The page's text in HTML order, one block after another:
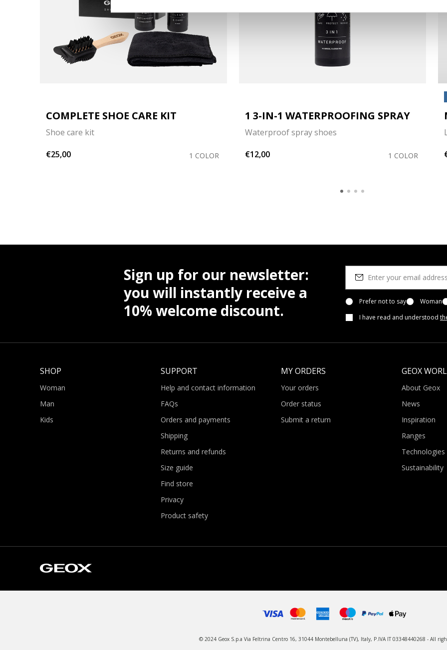
COMPLETE SHOE CARE KIT
Shoe care kit
€25,00
1 COLOR
1 3-IN-1 WATERPROOFING SPRAY
Waterproof spray shoes
€12,00
1 COLOR
Sign up for our newsletter:
you will instantly receive a
10% welcome discount.
Prefer not to say
Woman
I have read and understood
SHOP
Woman
Man
Kids
SUPPORT
Help and contact information
FAQs
Orders and payments
Shipping
Returns and refunds
Size guide
Find store
Privacy
Product safety
MY ORDERS
Your orders
Order status
Submit a return
GEOX
About Geox
News
Inspiration
Ranges
Technologies
Sustainability
© 2024 Geox S.p.a Via Feltrina Centro 16, 31044 Montebelluna (TV), Italy, P.IVA IT 03348440268 - All